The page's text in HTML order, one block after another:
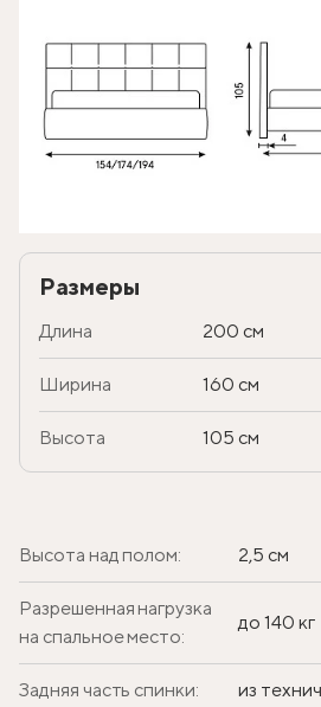
Размеры
Длина 200 см
Ширина 160 см
Высота 105 см
Высота над полом: 2,5 см
Разрешенная нагрузка
на спальное место:
до 140 кг
Задняя часть спинки: из